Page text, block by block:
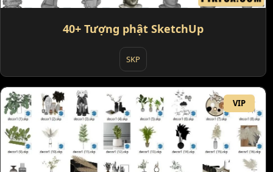
40+ Tượng phật SketchUp
SKP
VIP